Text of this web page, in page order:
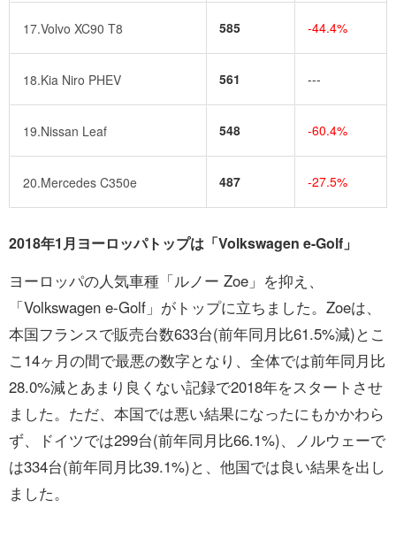
17.Volvo XC90 T8 585 -44.4%
18.Kia Niro PHEV 561 ---
19.Nissan Leaf 548 -60.4%
20.Mercedes C350e 487 -27.5%
2018年1月ヨーロッパトップは「Volkswagen e-Golf」
ヨーロッパの人気車種「ルノー Zoe」を抑え、
「Volkswagen e-Golf」がトップに立ちました。Zoeは、
本国フランスで販売台数633台(前年同月比61.5%減)とこ
こ14ヶ月の間で最悪の数字となり、全体では前年同月比
28.0%減とあまり良くない記録で2018年をスタートさせ
ました。ただ、本国では悪い結果になったにもかかわら
ず、ドイツでは299台(前年同月比66.1%)、ノルウェーで
は334台(前年同月比39.1%)と、他国では良い結果を出し
ました。